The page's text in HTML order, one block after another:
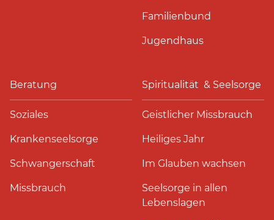
Familienbund
Jugendhaus
Beratung
Soziales
Krankenseelsorge
Schwangerschaft
Missbrauch
Spiritualität & Seelsorge
Geistlicher Missbrauch
Heiliges Jahr
Im Glauben wachsen
Seelsorge in allen
Lebenslagen